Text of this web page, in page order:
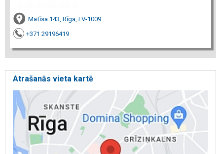
Matīsa 143, Rīga, LV-1009
+371 29196419
Atrašanās vieta kartē